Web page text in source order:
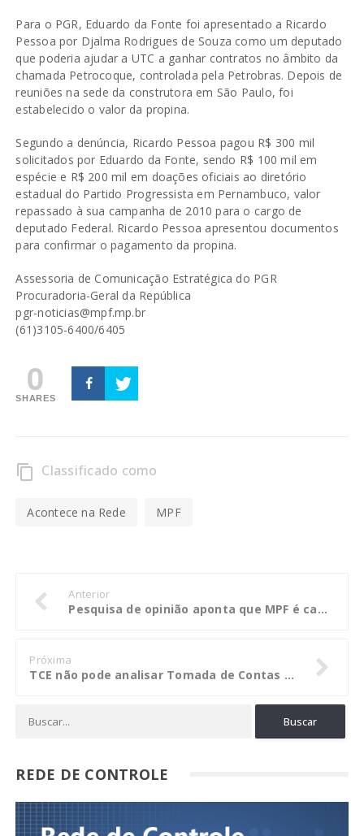
Para o PGR, Eduardo da Fonte foi apresentado a Ricardo
Pessoa por Djalma Rodrigues de Souza como um deputado
que poderia ajudar a UTC a ganhar contratos no âmbito da
chamada Petrocoque, controlada pela Petrobras. Depois de
reuniões na sede da construtora em São Paulo, foi
estabelecido o valor da propina.
Segundo a denúncia, Ricardo Pessoa pagou R$ 300 mil
solicitados por Eduardo da Fonte, sendo R$ 100 mil em
espécie e R$ 200 mil em doações oficiais ao diretório
estadual do Partido Progressista em Pernambuco, valor
repassado à sua campanha de 2010 para o cargo de
deputado Federal. Ricardo Pessoa apresentou documentos
para confirmar o pagamento da propina.
Assessoria de Comunicação Estratégica do PGR
Procuradoria-Geral da República
pgr-noticias@mpf.mp.br
(61)3105-6400/6405
0
SHARES
content_copy Classificado como
Acontece na Rede MPF
Anterior
Pesquisa de opinião aponta que MPF é cada vez mais conhecido pela sociedade brasileira
Próxima
TCE não pode analisar Tomada de Contas Especial sobre verbas federais
REDE DE CONTROLE